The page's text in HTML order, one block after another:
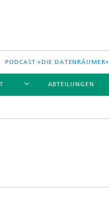
PODCAST »DIE DATENRÄUMER«
ABTEILUNGEN